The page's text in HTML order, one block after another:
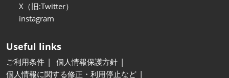
X（旧:Twitter）
instagram
Useful links
ご利用条件
個人情報保護方針
個人情報に関する修正・利用停止など